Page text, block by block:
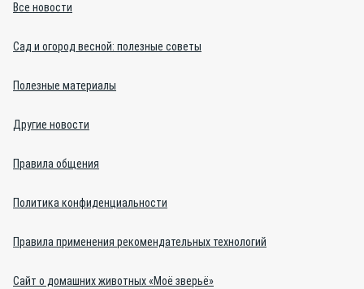
Все новости
Сад и огород весной: полезные советы
Полезные материалы
Другие новости
Правила общения
Политика конфиденциальности
Правила применения рекомендательных технологий
Сайт о домашних животных «Моё зверьё»